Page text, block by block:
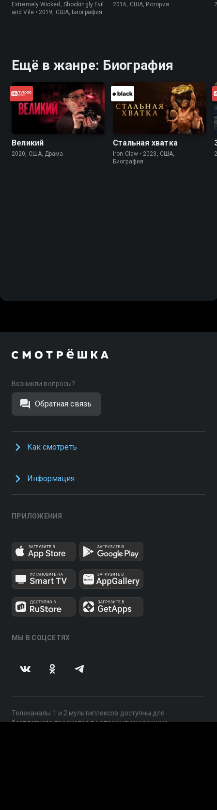
Extremely Wicked, Shockingly Evil
and Vile • 2019, США, Биография
2016, США, История
Ещё в жанре: Биография
Великий
2020, США, Драма
Стальная хватка
Iron Claw • 2023, США,
Биография
Возникли вопросы?
Обратная связь
Как смотреть
Информация
ПРИЛОЖЕНИЯ
МЫ В СОЦСЕТЯХ
Телеканалы 1 и 2 мультиплексов доступны для
бесплатного просмотра в непрерывном режиме,